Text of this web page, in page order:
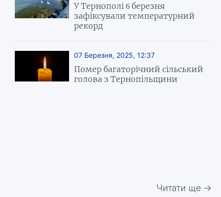
У Тернополі 6 березня
зафіксували температурний
рекорд
07 Березня, 2025, 12:37
Помер багаторічний сільський
голова з Тернопільщини
Читати ще →